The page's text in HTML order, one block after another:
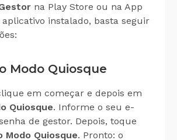
na Play Store ou na App
aplicativo instalado, basta seguir
Modo Quiosque
em começar e depois em
Quiosque. Informe o seu e-
de gestor. Depois, toque
Modo Quiosque. Pronto: o